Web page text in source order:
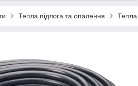
Тепла підлога та опалення Тепла